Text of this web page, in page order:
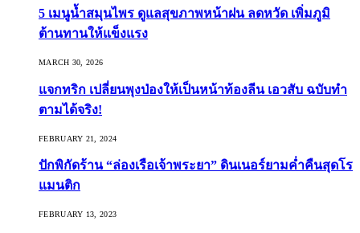
5 เมนูน้ำสมุนไพร ดูแลสุขภาพหน้าฝน ลดหวัด เพิ่มภูมิ
ต้านทานให้แข็งแรง
MARCH 30, 2026
แจกทริก เปลี่ยนพุงป่องให้เป็นหน้าท้องลีน เอวสับ ฉบับทำ
ตามได้จริง!
FEBRUARY 21, 2024
ปักพิกัดร้าน “ล่องเรือเจ้าพระยา” ดินเนอร์ยามค่ำคืนสุดโร
แมนติก
FEBRUARY 13, 2023